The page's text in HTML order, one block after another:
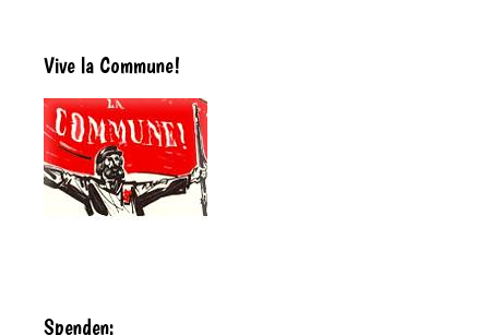
Vive la Commune!
Spenden: